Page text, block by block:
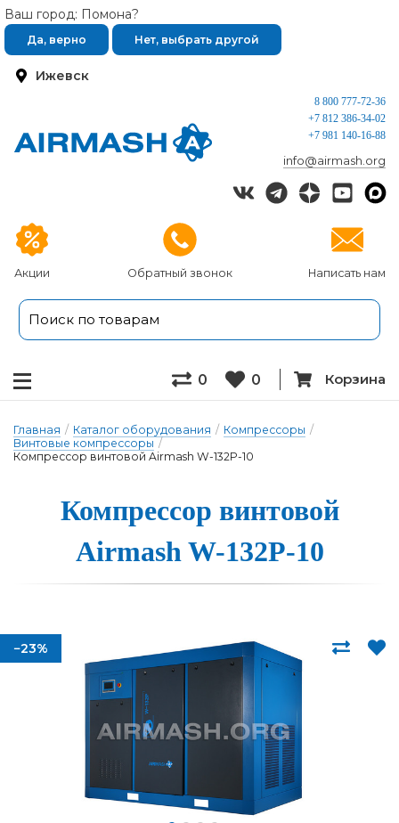
Ижевск
Ваш город: Помона?
Да, верно Нет, выбрать другой
Акции Обратный звонок Написать нам
8 800 777-72-36
+7 812 386-34-02
+7 981 140-16-88
info@airmash.org
0 0 Корзина
Главная / Каталог оборудования / Компрессоры /
Винтовые компрессоры /
Компрессор винтовой Airmash W-132P-10
Компрессор вин­то­вой
Airmash W-132P-10
−23%